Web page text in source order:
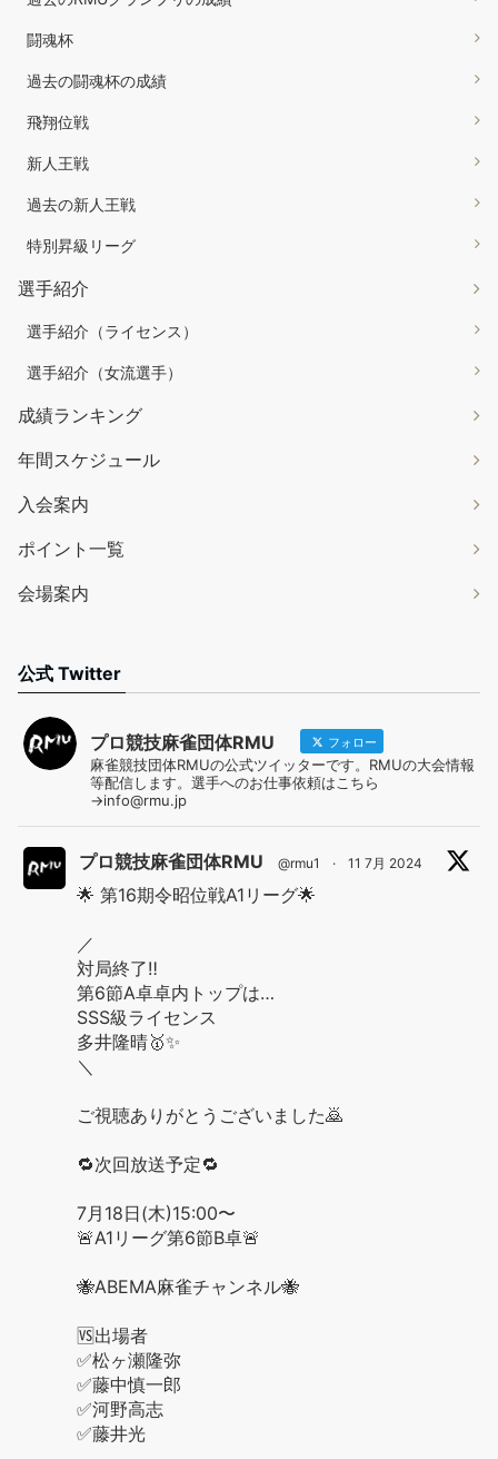
闘魂杯
過去の闘魂杯の成績
飛翔位戦
新人王戦
過去の新人王戦
特別昇級リーグ
選手紹介
選手紹介（ライセンス）
選手紹介（女流選手）
成績ランキング
年間スケジュール
入会案内
ポイント一覧
会場案内
公式 Twitter
プロ競技麻雀団体RMU フォロー
麻雀競技団体RMUの公式ツイッターです。RMUの大会情報
等配信します。選手へのお仕事依頼はこちら
→info@rmu.jp
プロ競技麻雀団体RMU @rmu1 · 11 7月 2024
🌟 第16期令昭位戦A1リーグ🌟
／
対局終了‼️
第6節A卓卓内トップは…
SSS級ライセンス
多井隆晴🥇✨
＼
ご視聴ありがとうございました🙇
🔁次回放送予定🔁
7月18日(木)15:00〜
🚨A1リーグ第6節B卓🚨
🐝ABEMA麻雀チャンネル🐝
🆚出場者
✅松ヶ瀬隆弥
✅藤中慎一郎
✅河野高志
✅藤井光